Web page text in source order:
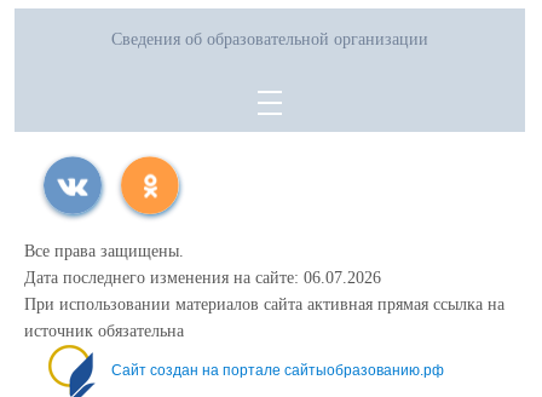
Сведения об образовательной организации
Все права защищены.
Дата последнего изменения на сайте: 06.07.2026
При использовании материалов сайта активная прямая ссылка на
источник обязательна
Сайт создан на портале сайтыобразованию.рф